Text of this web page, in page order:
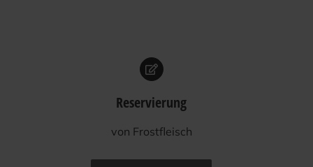
Reservierung
von Frost­fleisch